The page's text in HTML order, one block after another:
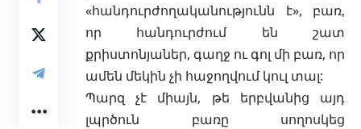
«հանդուրժողականությունն է», բառ,
որ հանդուրժում են շատ
քրիստոնյաներ, գաղջ ու գոլ մի բառ, որ
ամեն մեկին չի հաջողվում կուլ տալ:
Պարզ չէ միայն, թե երբվանից այդ
լպրծուն բառը սողոսկեց